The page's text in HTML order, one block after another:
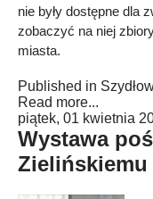
nie były dostępne dla
zobaczyć na niej
miasta.
Published in
Read more...
piątek, 01 kwietnia
Wystawa
Zielińskiemu